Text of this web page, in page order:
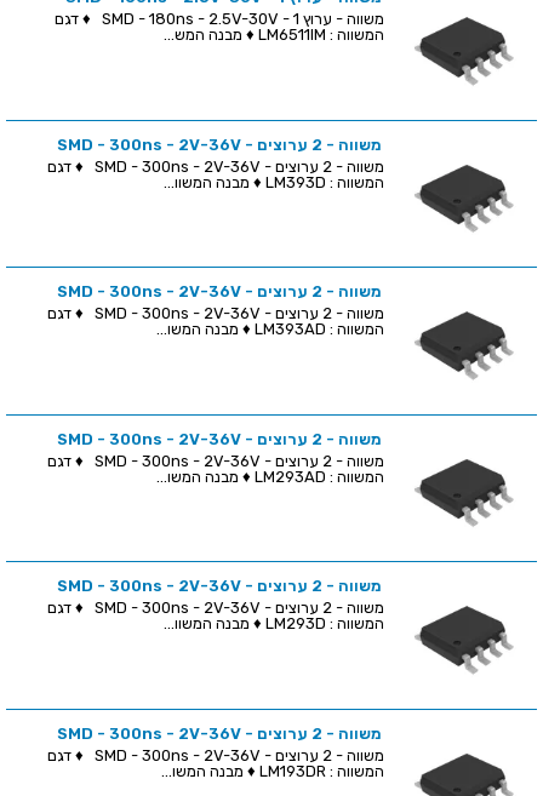
משווה - ערוץ 1 - SMD - 180ns - 2.5V-30V ♦ דגם
המשווה : LM6511IM ♦ מבנה המש...
משווה - 2 ערוצים - SMD - 300ns - 2V-36V
משווה - 2 ערוצים - SMD - 300ns - 2V-36V ♦ דגם
המשווה : LM393D ♦ מבנה המשוו...
משווה - 2 ערוצים - SMD - 300ns - 2V-36V
משווה - 2 ערוצים - SMD - 300ns - 2V-36V ♦ דגם
המשווה : LM393AD ♦ מבנה המשו...
משווה - 2 ערוצים - SMD - 300ns - 2V-36V
משווה - 2 ערוצים - SMD - 300ns - 2V-36V ♦ דגם
המשווה : LM293AD ♦ מבנה המשו...
משווה - 2 ערוצים - SMD - 300ns - 2V-36V
משווה - 2 ערוצים - SMD - 300ns - 2V-36V ♦ דגם
המשווה : LM293D ♦ מבנה המשוו...
משווה - 2 ערוצים - SMD - 300ns - 2V-36V
משווה - 2 ערוצים - SMD - 300ns - 2V-36V ♦ דגם
המשווה : LM193DR ♦ מבנה המשו...